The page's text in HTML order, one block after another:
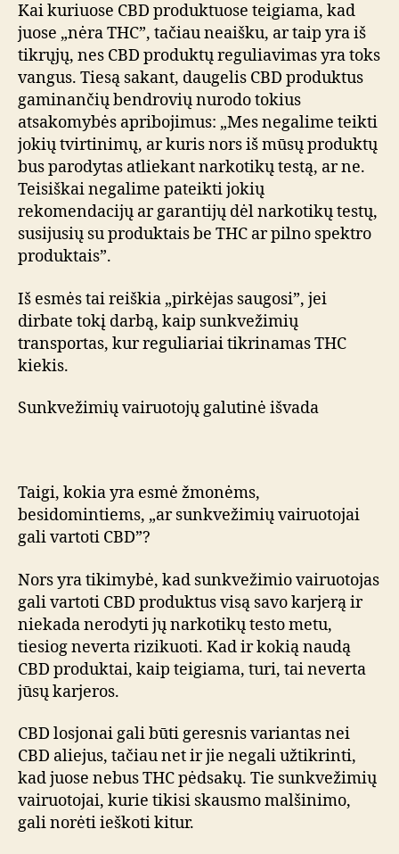
Kai kuriuose CBD produktuose teigiama, kad
juose „nėra THC”, tačiau neaišku, ar taip yra iš
tikrųjų, nes CBD produktų reguliavimas yra toks
vangus. Tiesą sakant, daugelis CBD produktus
gaminančių bendrovių nurodo tokius
atsakomybės apribojimus: „Mes negalime teikti
jokių tvirtinimų, ar kuris nors iš mūsų produktų
bus parodytas atliekant narkotikų testą, ar ne.
Teisiškai negalime pateikti jokių
rekomendacijų ar garantijų dėl narkotikų testų,
susijusių su produktais be THC ar pilno spektro
produktais”.
Iš esmės tai reiškia „pirkėjas saugosi”, jei
dirbate tokį darbą, kaip sunkvežimių
transportas, kur reguliariai tikrinamas THC
kiekis.
Sunkvežimių vairuotojų galutinė išvada
Taigi, kokia yra esmė žmonėms,
besidomintiems, „ar sunkvežimių vairuotojai
gali vartoti CBD”?
Nors yra tikimybė, kad sunkvežimio vairuotojas
gali vartoti CBD produktus visą savo karjerą ir
niekada nerodyti jų narkotikų testo metu,
tiesiog neverta rizikuoti. Kad ir kokią naudą
CBD produktai, kaip teigiama, turi, tai neverta
jūsų karjeros.
CBD losjonai gali būti geresnis variantas nei
CBD aliejus, tačiau net ir jie negali užtikrinti,
kad juose nebus THC pėdsakų. Tie sunkvežimių
vairuotojai, kurie tikisi skausmo malšinimo,
gali norėti ieškoti kitur.